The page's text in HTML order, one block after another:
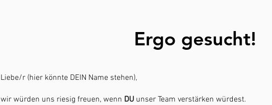
Ergo gesucht!
Liebe/r (hier könnte DEIN Name stehen),
wir würden uns riesig freuen, wenn DU unser Team verstärken würdest.